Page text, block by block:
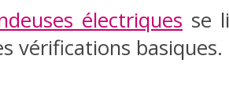
électriques se
vérifications basiques.